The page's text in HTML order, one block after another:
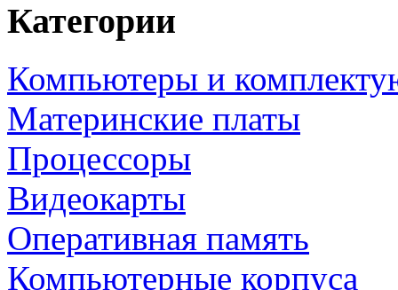
Категории
Компьютеры и
Материнские платы
Процессоры
Видеокарты
Оперативная память
Компьютерные корпуса